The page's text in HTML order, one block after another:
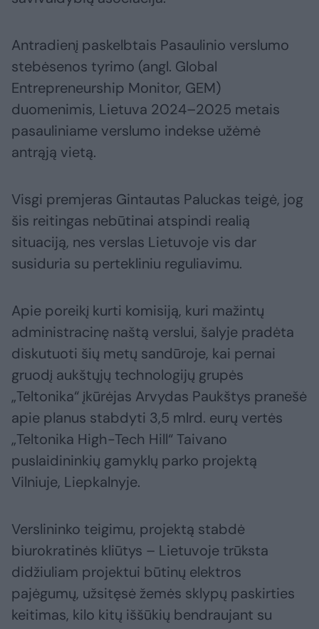
Antradienį paskelbtais Pasaulinio verslumo
stebėsenos tyrimo (angl. Global
Entrepreneurship Monitor, GEM)
duomenimis, Lietuva 2024–2025 metais
pasauliniame verslumo indekse užėmė
antrąją vietą.
Visgi premjeras Gintautas Paluckas teigė, jog
šis reitingas nebūtinai atspindi realią
situaciją, nes verslas Lietuvoje vis dar
susiduria su pertekliniu reguliavimu.
Apie poreikį kurti komisiją, kuri mažintų
administracinę naštą verslui, šalyje pradėta
diskutuoti šių metų sandūroje, kai pernai
gruodį aukštųjų technologijų grupės
„Teltonika“ įkūrėjas Arvydas Paukštys pranešė
apie planus stabdyti 3,5 mlrd. eurų vertės
„Teltonika High-Tech Hill“ Taivano
puslaidininkių gamyklų parko projektą
Vilniuje, Liepkalnyje.
Verslininko teigimu, projektą stabdė
biurokratinės kliūtys – Lietuvoje trūksta
didžiuliam projektui būtinų elektros
pajėgumų, užsitęsė žemės sklypų paskirties
keitimas, kilo kitų iššūkių bendraujant su